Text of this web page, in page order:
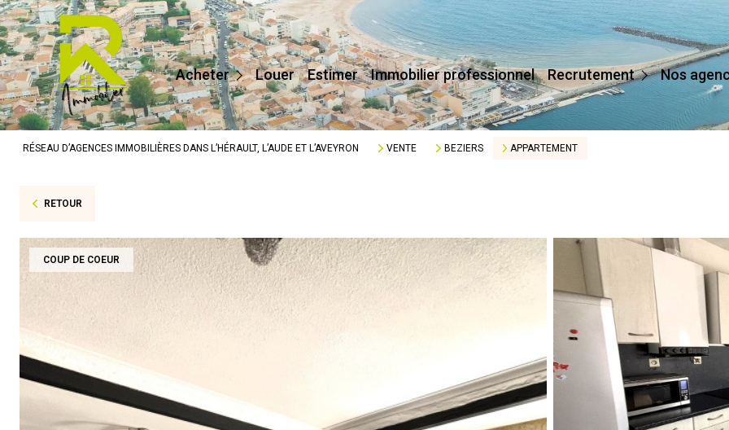
Acheter
Maisons / Villas
Appartements
Terrains
Prestige
Autres
Louer Estimer Immobilier professionnel Recrutement
Devenir Conseiller
Affilier Mon Agence
Je Crée Mon Agence
Nos
RÉSEAU D’AGENCES IMMOBILIÈRES DANS L’HÉRAULT, L’AUDE ET L’AVEYRON VENTE BEZIERS APPARTEMENT
RETOUR
COUP DE COEUR